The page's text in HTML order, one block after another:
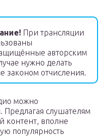
При трансляции
авторским
нужно делать
законом отчисления.
можно
слушателям
контент, вполне
популярность